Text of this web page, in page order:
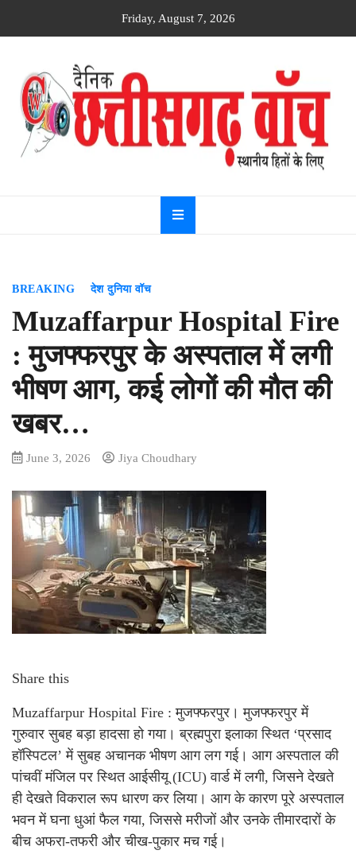
Friday, August 7, 2026
Dainik
Chhattisgarh
watch
BREAKING देश दुनिया वॉच
Muzaffarpur Hospital Fire
: मुजफ्फरपुर के अस्पताल में लगी
भीषण आग, कई लोगों की मौत की
खबर…
June 3, 2026 Jiya Choudhary
Share this
Muzaffarpur Hospital Fire : मुजफ्फरपुर। मुजफ्फरपुर में
गुरुवार सुबह बड़ा हादसा हो गया। ब्रह्मपुरा इलाका स्थित ‘प्रसाद
हॉस्पिटल’ में सुबह अचानक भीषण आग लग गई। आग अस्पताल की
पांचवीं मंजिल पर स्थित आईसीयू (ICU) वार्ड में लगी, जिसने देखते
ही देखते विकराल रूप धारण कर लिया। आग के कारण पूरे अस्पताल
भवन में घना धुआं फैल गया, जिससे मरीजों और उनके तीमारदारों के
बीच अफरा-तफरी और चीख-पुकार मच गई।